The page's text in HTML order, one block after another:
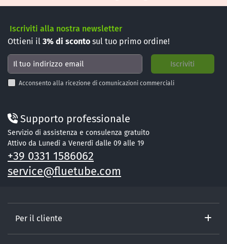
Iscriviti alla nostra newsletter
Ottieni il 3% di sconto sul tuo primo ordine!
Acconsento alla ricezione di comunicazioni commerciali
Supporto professionale
Servizio di assistenza e consulenza gratuito
Attivo da Lunedì a Venerdì dalle 09 alle 19
+39 0331 1586062
service@fluetube.com
Per il cliente